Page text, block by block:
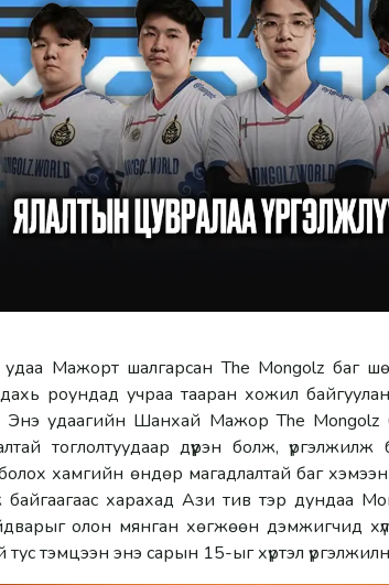
Мажорт шалгарсан The Mongolz баг
роундад учраа тааран хожил
Энэ удаагийн Шанхай Мажор The Mongolz
тоглолтуудаар дүүрэн болж,
хамгийн өндөр магадлалтай баг
байгаагаас харахад Ази тив тэр дундаа
олон мянган хөгжөөн дэмжигчид
тэмцээн энэ сарын 15-ыг хүртэл